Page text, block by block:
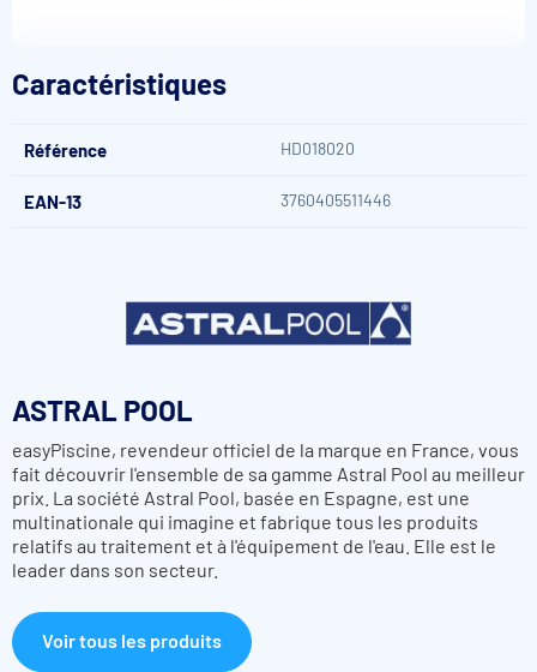
nettoie facilement : il suffit de le retirer, vider les débris,
rincer puis le remettre en place.
prolongez la durée de vie de votre pompe et de votre filtre,
colmatage ou de dommages liés aux débris. Ce panier est
Caractéristiques
Référence HD018020
EAN-13 3760405511446
ASTRAL POOL
easyPiscine, revendeur officiel de la marque en France, vous
fait découvrir l'ensemble de sa gamme Astral Pool au meilleur
prix. La société Astral Pool, basée en Espagne, est une
multinationale qui imagine et fabrique tous les produits
relatifs au traitement et à l'équipement de l'eau. Elle est le
leader dans son secteur.
Voir tous les produits